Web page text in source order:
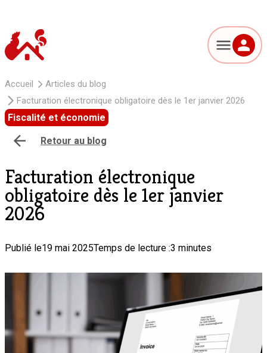
Accueil
Articles du blog
Facturation électronique obligatoire dès le 1er janvier 2026
Fiscalité et économie
Retour au blog
Facturation électronique
obligatoire dès le 1er janvier
2026
Publié le19 mai 2025Temps de lecture :3 minutes